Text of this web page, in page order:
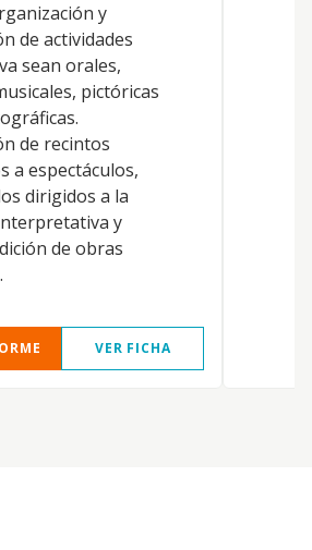
y
de actividades
sean orales,
pictóricas
de recintos
a espectáculos,
dirigidos a la
y
de obras
VER FICHA